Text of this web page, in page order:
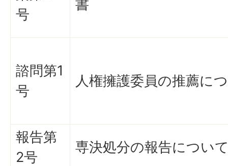
号
書
諮問第1
号
人権擁護委員の推薦に
報告第
2号
専決処分の報告につい